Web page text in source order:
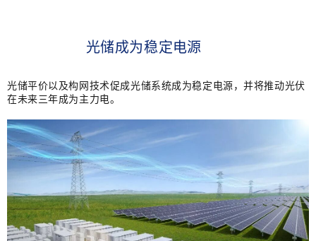
光储成为稳定电源
光储平价以及构网技术促成光储系统成为稳定电源，并将推动光伏
在未来三年成为主力电。